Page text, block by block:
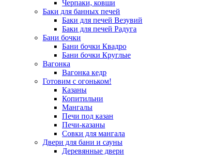
Черпаки, ковши
Баки для банных печей
Баки для печей Везувий
Баки для печей Радуга
Бани бочки
Бани бочки Квадро
Бани бочки Круглые
Вагонка
Вагонка кедр
Готовим с огоньком!
Казаны
Копитильни
Мангалы
Печи под казан
Печи-казаны
Совки для мангала
Двери для бани и сауны
Деревянные двери